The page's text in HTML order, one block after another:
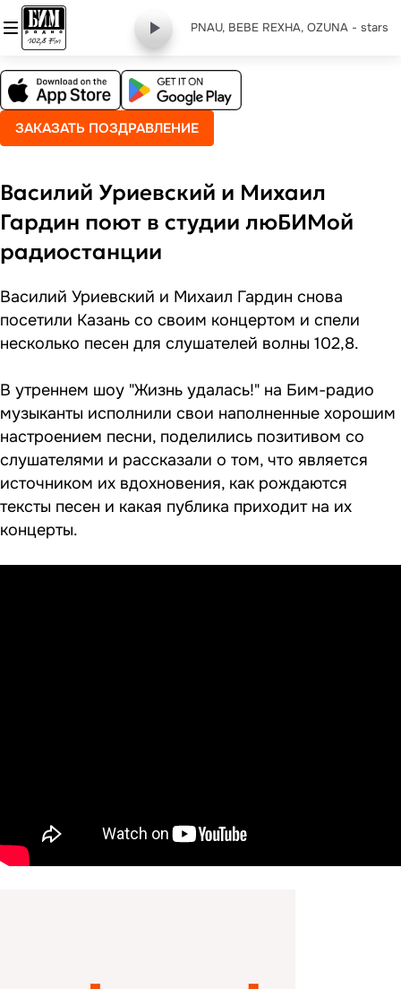
PNAU, BEBE REXHA, OZUNA - stars
ЗАКАЗАТЬ ПОЗДРАВЛЕНИЕ
Василий Уриевский и Михаил
Гардин поют в студии люБИМой
радиостанции
Василий Уриевский и Михаил Гардин снова
посетили Казань со своим концертом и спели
несколько песен для слушателей волны 102,8.
В утреннем шоу "Жизнь удалась!" на Бим-радио
музыканты исполнили свои наполненные хорошим
настроением песни, поделились позитивом со
слушателями и рассказали о том, что является
источником их вдохновения, как рождаются
тексты песен и какая публика приходит на их
концерты.